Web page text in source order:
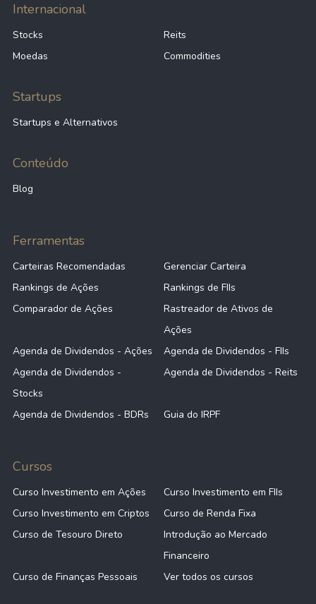
Internacional
Stocks
Reits
Moedas
Commodities
Startups
Startups e Alternativos
Conteúdo
Blog
Ferramentas
Carteiras Recomendadas
Gerenciar Carteira
Rankings de Ações
Rankings de FIIs
Comparador de Ações
Rastreador de Ativos de
Ações
Agenda de Dividendos - Ações
Agenda de Dividendos - FIIs
Agenda de Dividendos -
Stocks
Agenda de Dividendos - Reits
Agenda de Dividendos - BDRs Guia do IRPF
Cursos
Curso Investimento em Ações
Curso Investimento em FIIs
Curso Investimento em Criptos
Curso de Renda Fixa
Curso de Tesouro Direto
Introdução ao Mercado
Financeiro
Curso de Finanças Pessoais
Ver todos os cursos